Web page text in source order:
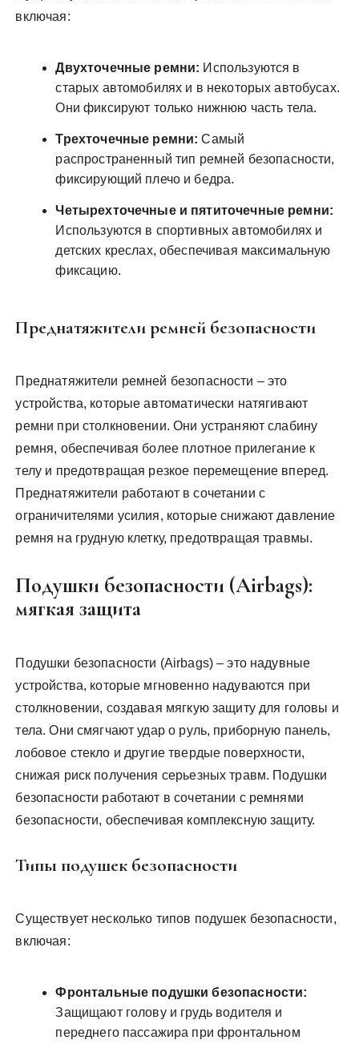
включая:
Двухточечные ремни: Используются в
старых автомобилях и в некоторых автобусах.
Они фиксируют только нижнюю часть тела.
Трехточечные ремни: Самый
распространенный тип ремней безопасности,
фиксирующий плечо и бедра.
Четырехточечные и пятиточечные ремни:
Используются в спортивных автомобилях и
детских креслах, обеспечивая максимальную
фиксацию.
Преднатяжители ремней безопасности
Преднатяжители ремней безопасности – это
устройства, которые автоматически натягивают
ремни при столкновении. Они устраняют слабину
ремня, обеспечивая более плотное прилегание к
телу и предотвращая резкое перемещение вперед.
Преднатяжители работают в сочетании с
ограничителями усилия, которые снижают давление
ремня на грудную клетку, предотвращая травмы.
Подушки безопасности (Airbags):
мягкая защита
Подушки безопасности (Airbags) – это надувные
устройства, которые мгновенно надуваются при
столкновении, создавая мягкую защиту для головы и
тела. Они смягчают удар о руль, приборную панель,
лобовое стекло и другие твердые поверхности,
снижая риск получения серьезных травм. Подушки
безопасности работают в сочетании с ремнями
безопасности, обеспечивая комплексную защиту.
Типы подушек безопасности
Существует несколько типов подушек безопасности,
включая:
Фронтальные подушки безопасности:
Защищают голову и грудь водителя и
переднего пассажира при фронтальном